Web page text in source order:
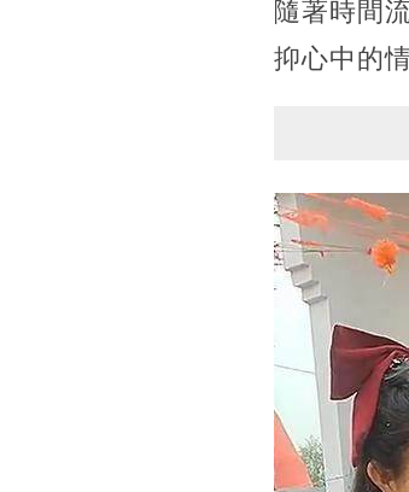
隨著時間
抑心中的情